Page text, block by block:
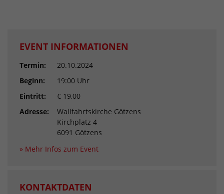
EVENT INFORMATIONEN
Termin:
20.10.2024
Beginn:
19:00 Uhr
Eintritt:
€ 19,00
Adresse:
Wallfahrtskirche Götzens
Kirchplatz 4
6091 Götzens
» Mehr Infos zum Event
KONTAKTDATEN